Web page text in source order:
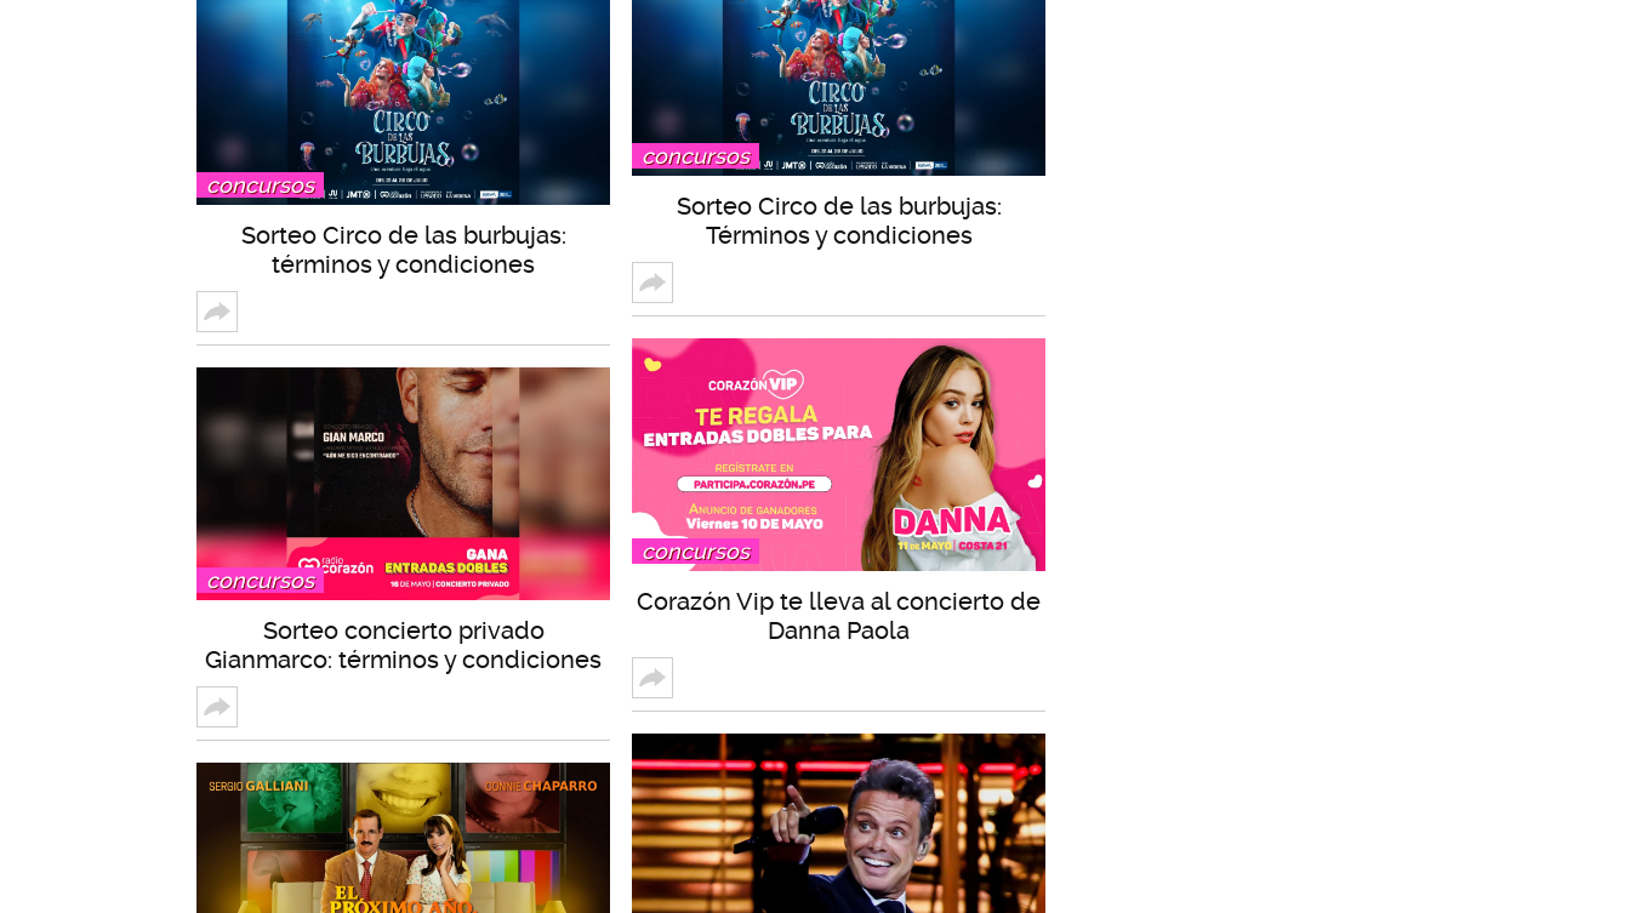
concursos
Sorteo Circo de las burbujas:
términos y condiciones
concursos
Sorteo concierto privado
Gianmarco: términos y condiciones
concursos
Sorteo Circo de las burbujas:
Términos y condiciones
concursos
Corazón Vip te lleva al concierto de
Danna Paola